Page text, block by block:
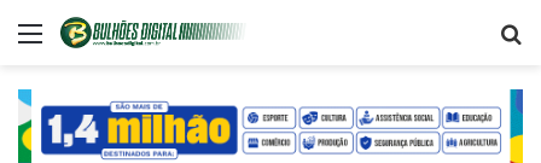
Menu